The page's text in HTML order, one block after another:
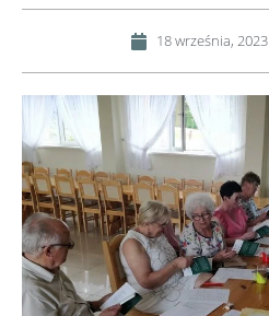
18 września, 2023